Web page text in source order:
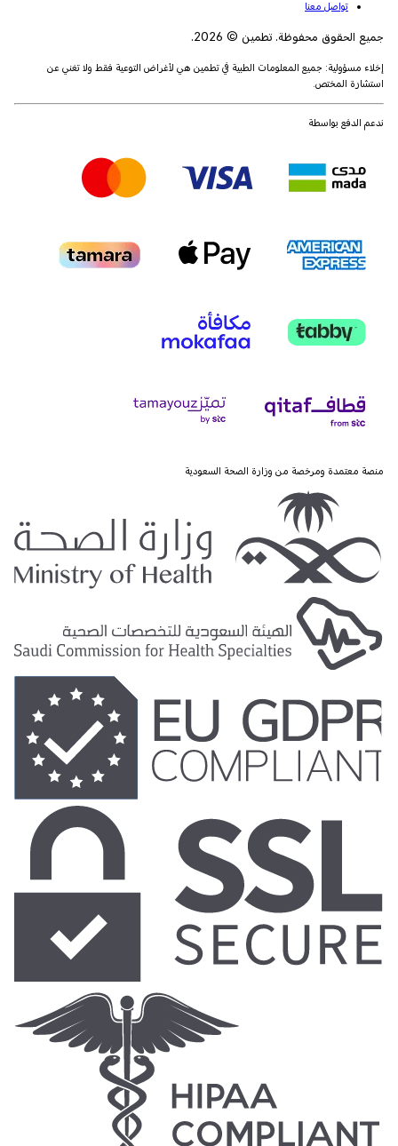
تواصل معنا
جميع الحقوق محفوظة. تطمين © 2026.
إخلاء مسؤولية: جميع المعلومات الطبية في تطمين هي لأغراض التوعية فقط ولا تغني عن
استشارة المختص.
ندعم الدفع بواسطة
منصة معتمدة ومرخصة من وزارة الصحة السعودية